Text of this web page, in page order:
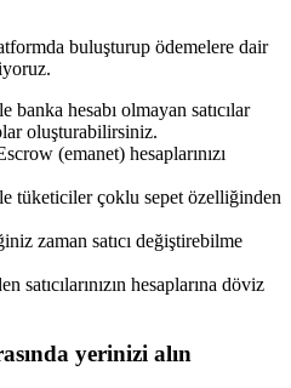
buluşturup ödemelere dair
hesabı olmayan satıcılar
oluşturabilirsiniz.
(emanet) hesaplarınızı
tüketiciler çoklu sepet özelliğinden
zaman satıcı değiştirebilme
satıcılarınızın hesaplarına döviz
yerinizi alın